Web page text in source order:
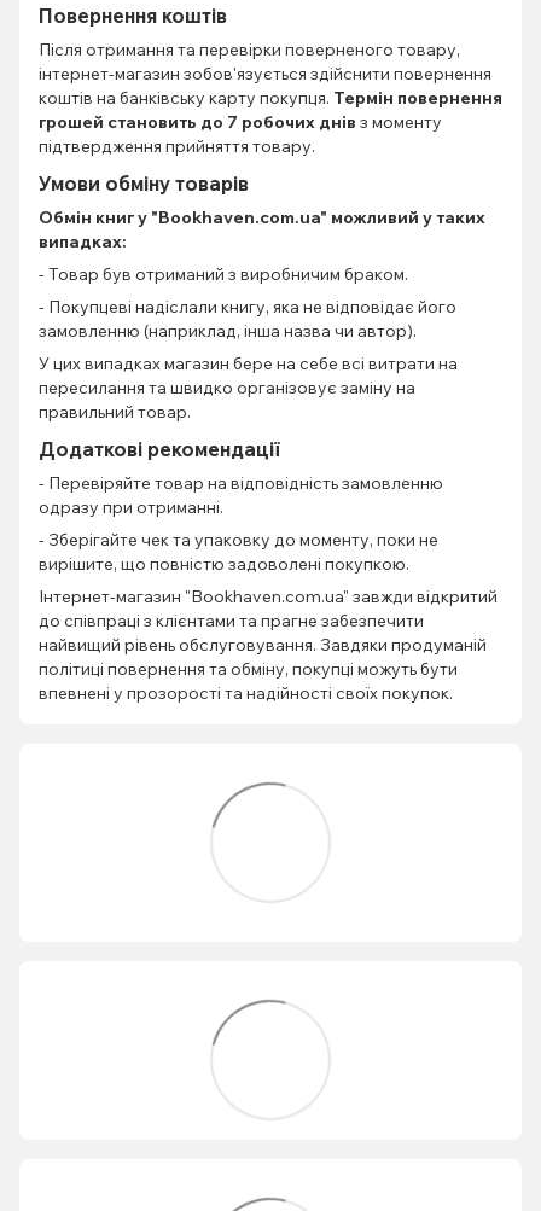
Повернення коштів
Після отримання та перевірки поверненого товару,
інтернет-магазин зобов'язується здійснити повернення
коштів на банківську карту покупця. Термін повернення
грошей становить до 7 робочих днів з моменту
підтвердження прийняття товару.
Умови обміну товарів
Обмін книгу "Bookhaven.com.ua" можливий у таких
випадках:
- Товар був отриманий з виробничим браком.
- Покупцеві надіслали книгу, яка не відповідає його
замовленню (наприклад, інша назва чи автор).
У цих випадках магазин бере на себе всі витрати на
пересилання та швидко організовує заміну на
правильний товар.
Додаткові рекомендації
- Перевіряйте товар на відповідність замовленню
одразу при отриманні.
- Зберігайте чек та упаковку до моменту, поки не
вирішите, що повністю задоволені покупкою.
Інтернет-магазин "Bookhaven.com.ua" завжди відкритий
до співпраці з клієнтами та прагне забезпечити
найвищий рівень обслуговування. Завдяки продуманій
політиці повернення та обміну, покупці можуть бути
впевнені у прозорості та надійності своїх покупок.